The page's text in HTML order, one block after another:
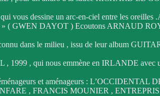
vous dessine un arc-en-ciel entre les oreilles
» ( GWEN DAYOT ) Ecoutons ARNAUD
dans le milieu , issu de leur album
1999 , qui nous emmène en IRLANDE avec
et aménageurs : L’OCCIDENTAL
, FRANCIS MOUNIER ,